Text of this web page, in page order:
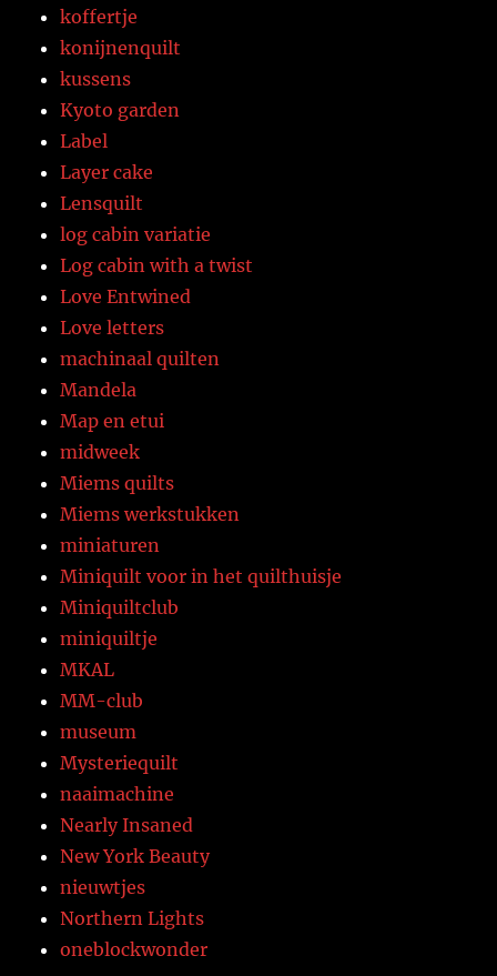
koffertje
konijnenquilt
kussens
Kyoto garden
Label
Layer cake
Lensquilt
log cabin variatie
Log cabin with a twist
Love Entwined
Love letters
machinaal quilten
Mandela
Map en etui
midweek
Miems quilts
Miems werkstukken
miniaturen
Miniquilt voor in het quilthuisje
Miniquiltclub
miniquiltje
MKAL
MM-club
museum
Mysteriequilt
naaimachine
Nearly Insaned
New York Beauty
nieuwtjes
Northern Lights
oneblockwonder